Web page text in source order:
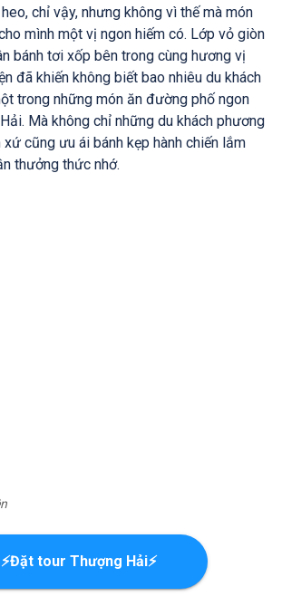
chỉ vậy, nhưng không vì thế mà món
mình một vị ngon hiếm có. Lớp vỏ giòn
bánh tơi xốp bên trong cùng hương vị
đã khiến không biết bao nhiêu du khách
trong những món ăn đường phố ngon
Mà không chỉ những du khách phương
cũng ưu ái bánh kẹp hành chiến lắm
thưởng thức nhớ.
⚡Đặt tour Thượng Hải⚡